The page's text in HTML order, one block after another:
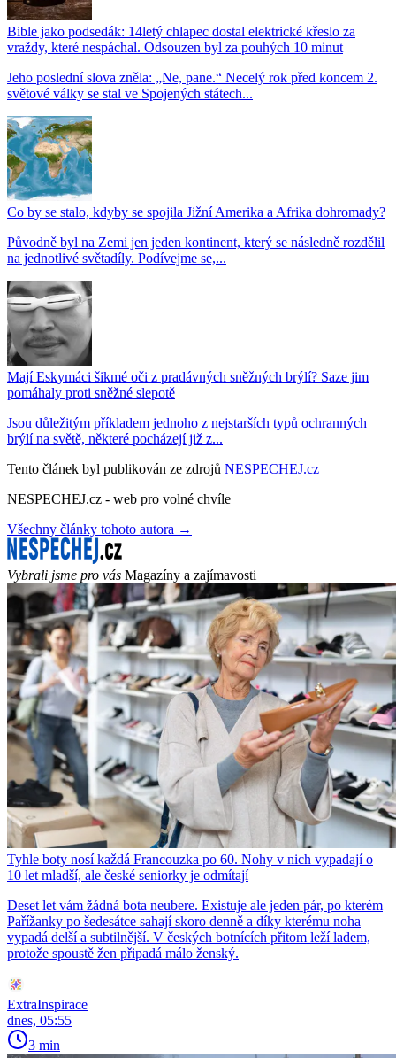
Bible jako podsedák: 14letý chlapec dostal elektrické křeslo za
vraždy, které nespáchal. Odsouzen byl za pouhých 10 minut
Jeho poslední slova zněla: „Ne, pane.“ Necelý rok před koncem 2.
světové války se stal ve Spojených státech...
Co by se stalo, kdyby se spojila Jižní Amerika a Afrika dohromady?
Původně byl na Zemi jen jeden kontinent, který se následně rozdělil
na jednotlivé světadíly. Podívejme se,...
Mají Eskymáci šikmé oči z pradávných sněžných brýlí? Saze jim
pomáhaly proti sněžné slepotě
Jsou důležitým příkladem jednoho z nejstarších typů ochranných
brýlí na světě, některé pocházejí již z...
Tento článek byl publikován ze zdrojů NESPECHEJ.cz
NESPECHEJ.cz - web pro volné chvíle
Všechny články tohoto autora →
Vybrali jsme pro vás Magazíny a zajímavosti
Tyhle boty nosí každá Francouzka po 60. Nohy v nich vypadají o
10 let mladší, ale české seniorky je odmítají
Deset let vám žádná bota neubere. Existuje ale jeden pár, po kterém
Pařížanky po šedesátce sahají skoro denně a díky kterému noha
vypadá delší a subtilnější. V českých botnících přitom leží ladem,
protože spoustě žen připadá málo ženský.
ExtraInspirace
dnes, 05:55
3 min